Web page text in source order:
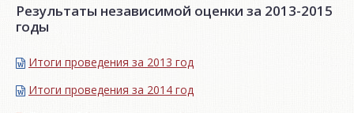
Результаты независимой оценки за 2013-2015
годы
Итоги проведения за 2013 год
Итоги проведения за 2014 год